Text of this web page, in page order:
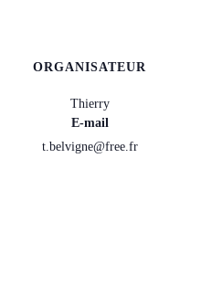
ORGANISATEUR
Thierry
E-mail
t.belvigne@free.fr